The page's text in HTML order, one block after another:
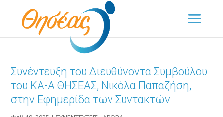
Συνέντευξη του Διευθύνοντα Συμβούλου
του ΚΑ-Α ΘΗΣΕΑΣ, Νικόλα Παπαζήση,
στην Εφημερίδα των Συντακτών